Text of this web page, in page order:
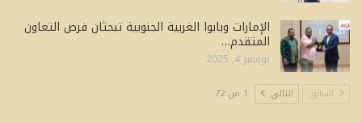
الإمارات وبابوا الغربية الجنوبية تبحثان فرص التعاون
المتقدم…
نوفمبر 4, 2025
السابق التالي 1 من 72